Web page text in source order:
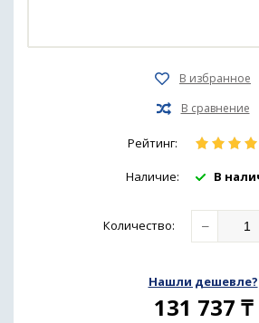
Рейтинг:
Наличие: В
Количество: −
Нашли дешевле?
131 737 ₸